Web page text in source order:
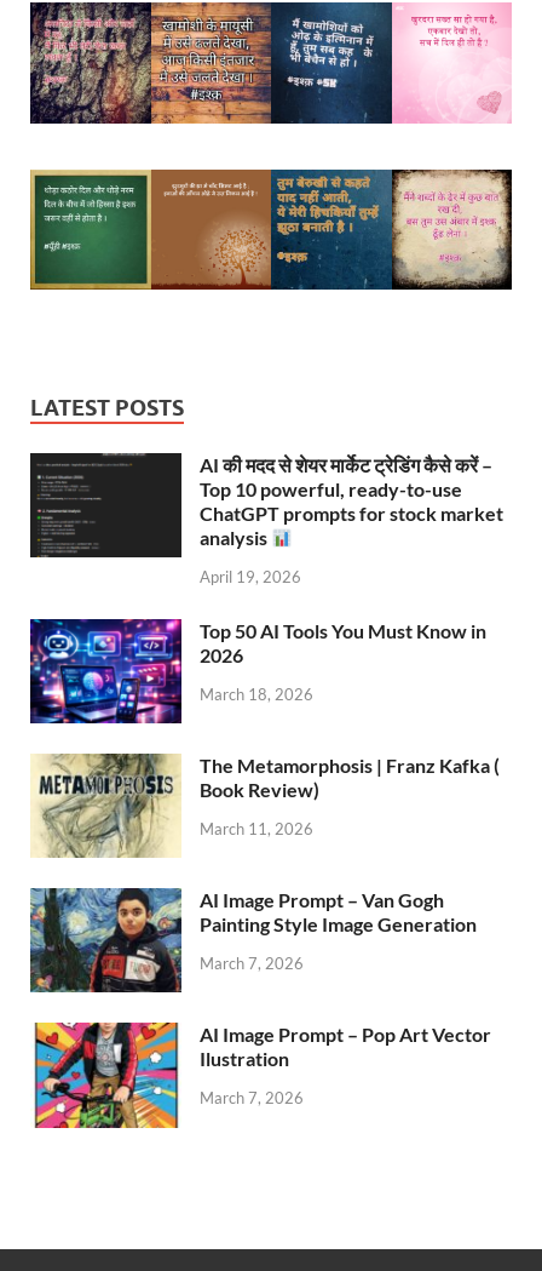
LATEST POSTS
AI की मदद से शेयर मार्केट ट्रेडिंग कैसे करें –
Top 10 powerful, ready-to-use
ChatGPT prompts for stock market
analysis
April 19, 2026
Top 50 AI Tools You Must Know in
2026
March 18, 2026
The Metamorphosis | Franz Kafka (
Book Review)
March 11, 2026
AI Image Prompt – Van Gogh
Painting Style Image Generation
March 7, 2026
AI Image Prompt – Pop Art Vector
Ilustration
March 7, 2026